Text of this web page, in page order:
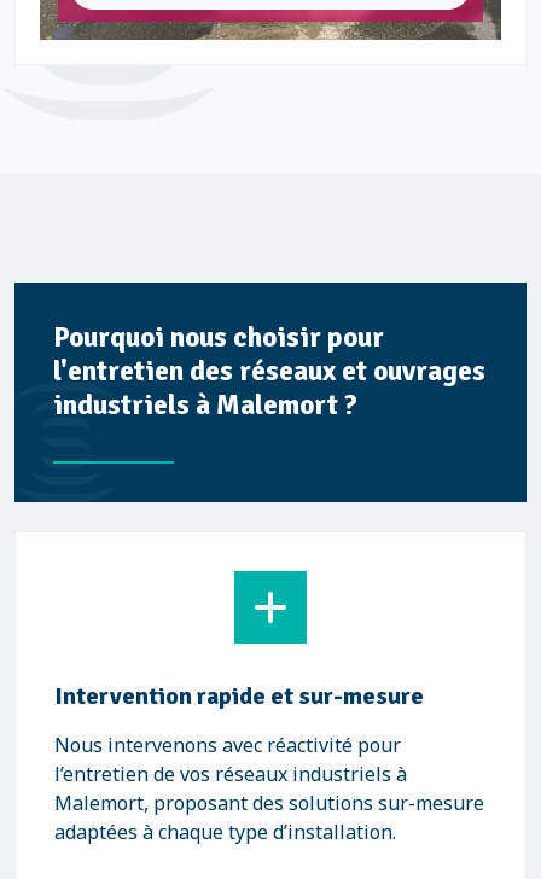
Pourquoi nous choisir pour
l'entretien des réseaux et ouvrages
industriels à Malemort ?
Intervention rapide et sur-mesure
Nous intervenons avec réactivité pour
l’entretien de vos réseaux industriels à
Malemort, proposant des solutions sur-mesure
adaptées à chaque type d’installation.